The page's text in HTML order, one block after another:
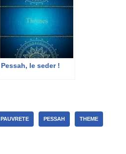
Pessah, le seder !
PAUVRETE PESSAH THEME